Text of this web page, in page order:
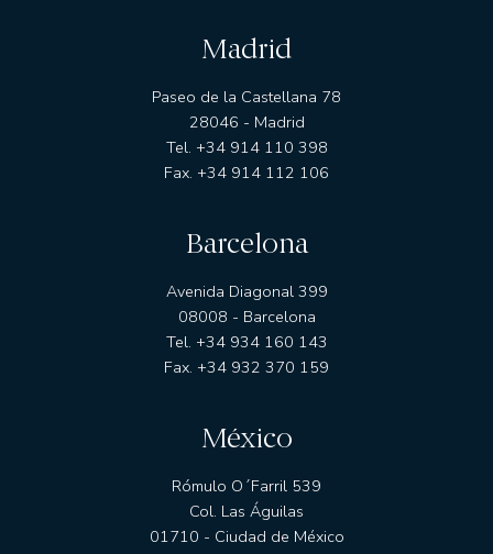
Madrid
Paseo de la Castellana 78
28046 - Madrid
Tel. +34 914 110 398
Fax. +34 914 112 106
Barcelona
Avenida Diagonal 399
08008 - Barcelona
Tel. +34 934 160 143
Fax. +34 932 370 159
México
Rómulo O´Farril 539
Col. Las Águilas
01710 - Ciudad de México